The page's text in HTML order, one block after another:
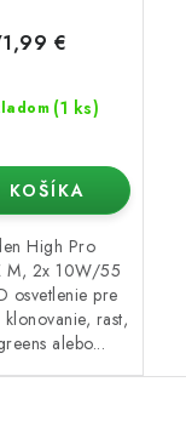
(1 ks)
€
KOŠÍKA
High Pro
M, 2x 10W/55
osvetlenie pre
klonovanie, rast,
alebo...